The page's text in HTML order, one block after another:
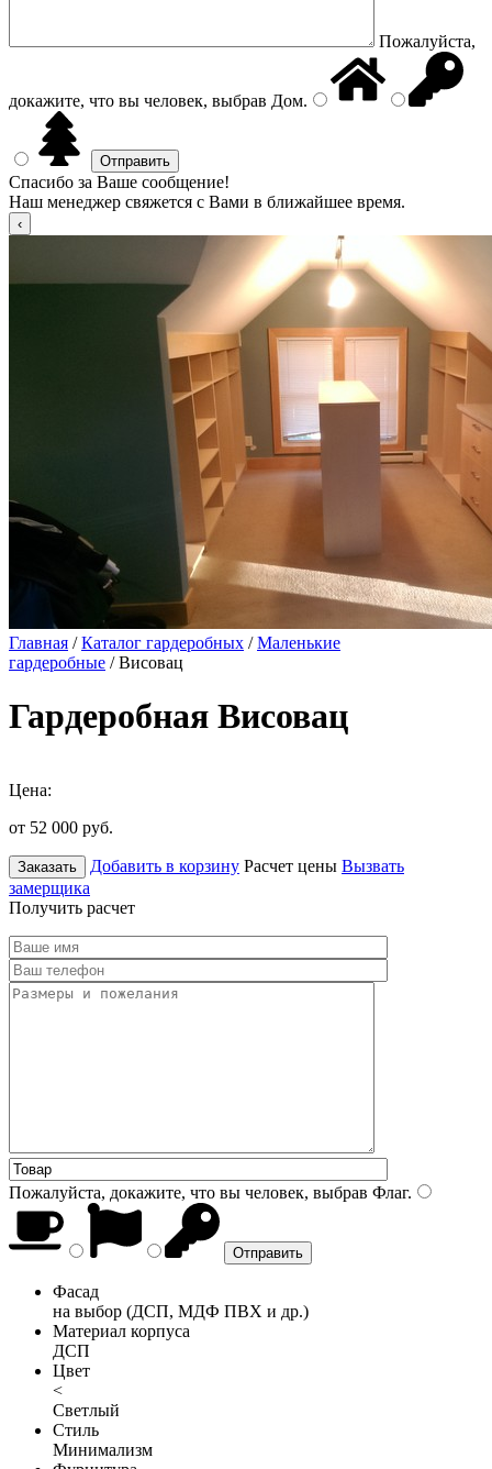
Пожалуйста,
докажите, что вы человек, выбрав Дом.
Спасибо за Ваше сообщение!
Наш менеджер свяжется с Вами в ближайшее время.
Главная /Каталог гардеробных /Маленькие
гардеробные / Висовац
Гардеробная Висовац
Цена:
от 52 000 руб.
Заказать Добавить в корзину Расчет цены Вызвать
замерщика
Получить расчет
Пожалуйста, докажите, что вы человек, выбрав Флаг.
Фасад
на выбор (ДСП, МДФ ПВХ и др.)
Материал корпуса
ДСП
Цвет
<
Светлый
Стиль
Минимализм